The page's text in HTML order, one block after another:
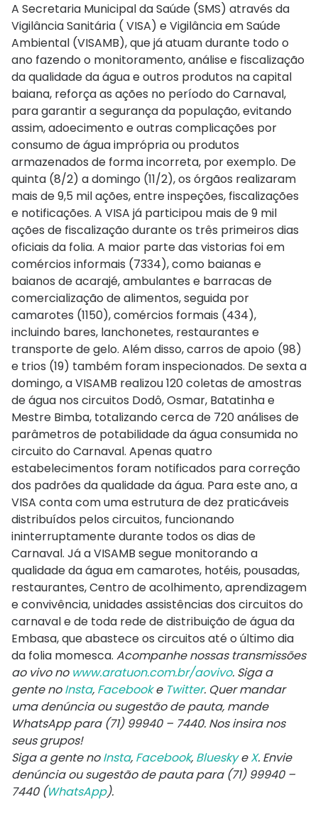
A Secretaria Municipal da Saúde (SMS) através da
Vigilância Sanitária ( VISA) e Vigilância em Saúde
Ambiental (VISAMB), que já atuam durante todo o
ano fazendo o monitoramento, análise e fiscalização
da qualidade da água e outros produtos na capital
baiana, reforça as ações no período do Carnaval,
para garantir a segurança da população, evitando
assim, adoecimento e outras complicações por
consumo de água imprópria ou produtos
armazenados de forma incorreta, por exemplo. De
quinta (8/2) a domingo (11/2), os órgãos realizaram
mais de 9,5 mil ações, entre inspeções, fiscalizações
e notificações. A VISA já participou mais de 9 mil
ações de fiscalização durante os três primeiros dias
oficiais da folia. A maior parte das vistorias foi em
comércios informais (7334), como baianas e
baianos de acarajé, ambulantes e barracas de
comercialização de alimentos, seguida por
camarotes (1150), comércios formais (434),
incluindo bares, lanchonetes, restaurantes e
transporte de gelo. Além disso, carros de apoio (98)
e trios (19) também foram inspecionados. De sexta a
domingo, a VISAMB realizou 120 coletas de amostras
de água nos circuitos Dodô, Osmar, Batatinha e
Mestre Bimba, totalizando cerca de 720 análises de
parâmetros de potabilidade da água consumida no
circuito do Carnaval. Apenas quatro
estabelecimentos foram notificados para correção
dos padrões da qualidade da água. Para este ano, a
VISA conta com uma estrutura de dez praticáveis
distribuídos pelos circuitos, funcionando
ininterruptamente durante todos os dias de
Carnaval. Já a VISAMB segue monitorando a
qualidade da água em camarotes, hotéis, pousadas,
restaurantes, Centro de acolhimento, aprendizagem
e convivência, unidades assistências dos circuitos do
carnaval e de toda rede de distribuição de água da
Embasa, que abastece os circuitos até o último dia
da folia momesca. Acompanhe nossas transmissões
ao vivo no www.aratuon.com.br/aovivo. Siga a
gente noInsta, Facebooke Twitter. Quer mandar
uma denúncia ou sugestão de pauta, mande
WhatsApp para (71) 99940 – 7440. Nos insira nos
seus grupos!
Siga a gente noInsta, Facebook, BlueskyeX. Envie
denúncia ou sugestão de pauta para (71) 99940 –
7440 (WhatsApp).